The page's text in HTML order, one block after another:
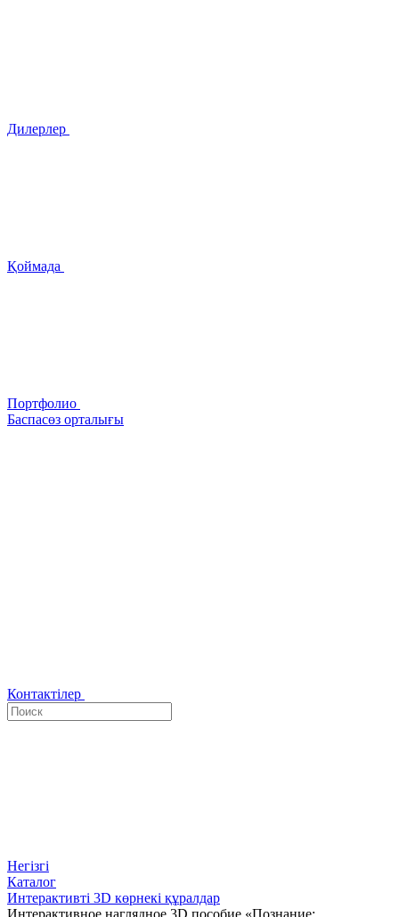
Дилерлер
Қоймада
Портфолио
Баспасөз орталығы
Контактілер
Негізгі
Каталог
Интерактивті 3D көрнекі құралдар
Интерактивное наглядное 3D пособие «Познание: